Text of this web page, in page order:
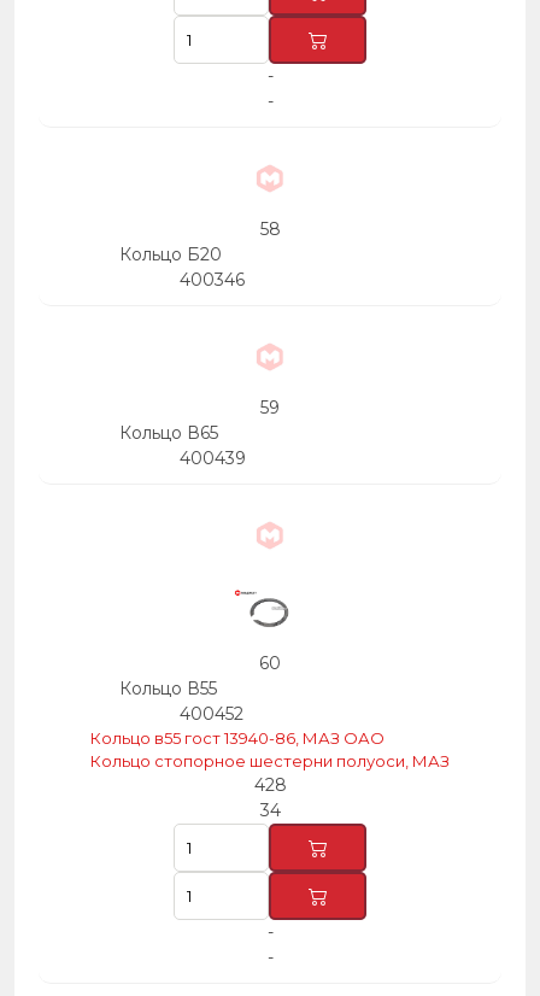
-
-
58
Кольцо Б20
400346
59
Кольцо В65
400439
60
Кольцо В55
400452
Кольцо в55 гост 13940-86, МАЗ ОАО
Кольцо стопорное шестерни полуоси, МАЗ
428
34
-
-